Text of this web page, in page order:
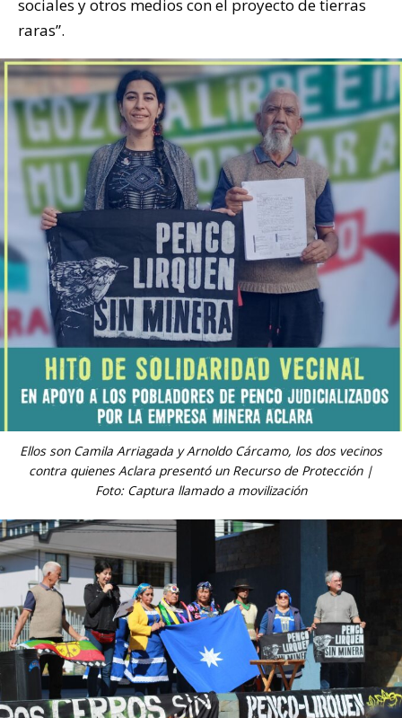
sociales y otros medios con el proyecto de tierras
raras”.
Ellos son Camila Arriagada y Arnoldo Cárcamo, los dos vecinos
contra quienes Aclara presentó un Recurso de Protección |
Foto: Captura llamado a movilización